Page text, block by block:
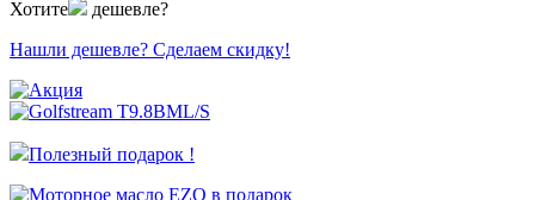
Хотите
дешевле?
Нашли дешевле? Сделаем скидку!
Полезный подарок !